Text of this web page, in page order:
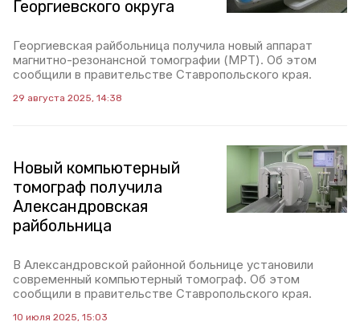
Георгиевского округа
Георгиевская райбольница получила новый аппарат
магнитно-резонансной томографии (МРТ). Об этом
сообщили в правительстве Ставропольского края.
29 августа 2025, 14:38
Новый компьютерный
томограф получила
Александровская
райбольница
В Александровской районной больнице установили
современный компьютерный томограф. Об этом
сообщили в правительстве Ставропольского края.
10 июля 2025, 15:03